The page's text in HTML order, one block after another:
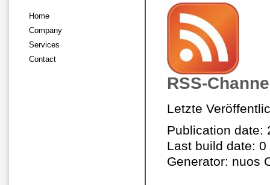
Home
Company
Services
Contact
RSS-
Letzte
Publication date:
Last build date:
Generator: nuos